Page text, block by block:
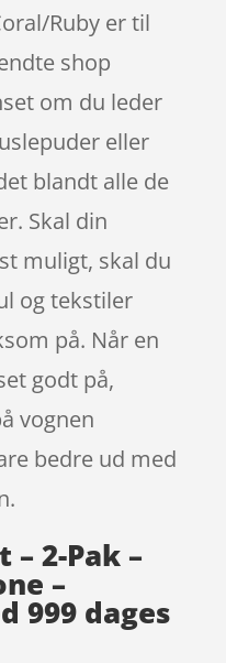
Ruby er til
shop
om du leder
eller
blandt alle de
Skal din
muligt, skal du
og tekstiler
på. Når en
godt på,
vognen
bedre ud med
– 2-Pak –
–
999 dages